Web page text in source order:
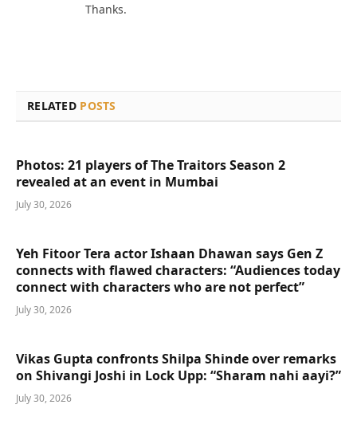
Thanks.
RELATED POSTS
Photos: 21 players of The Traitors Season 2
revealed at an event in Mumbai
July 30, 2026
Yeh Fitoor Tera actor Ishaan Dhawan says Gen Z
connects with flawed characters: “Audiences today
connect with characters who are not perfect”
July 30, 2026
Vikas Gupta confronts Shilpa Shinde over remarks
on Shivangi Joshi in Lock Upp: “Sharam nahi aayi?”
July 30, 2026